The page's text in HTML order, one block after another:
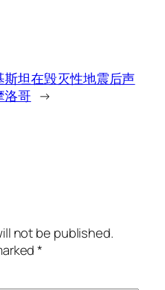
斯坦在毁灭性地震后声
洛哥 →
not be published.
*